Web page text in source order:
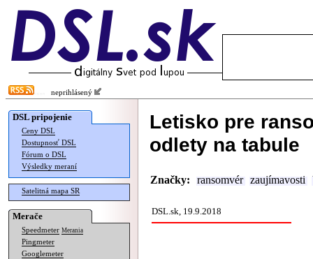
neprihlásený
DSL pripojenie
Ceny DSL
Dostupnosť DSL
Fórum o DSL
Výsledky meraní
Satelitná mapa SR
Merače
Speedmeter Merania
Pingmeter
Googlemeter
Letisko pre
odlety na tabule
Značky: ransomvér zaujímavosti
DSL.sk, 19.9.2018